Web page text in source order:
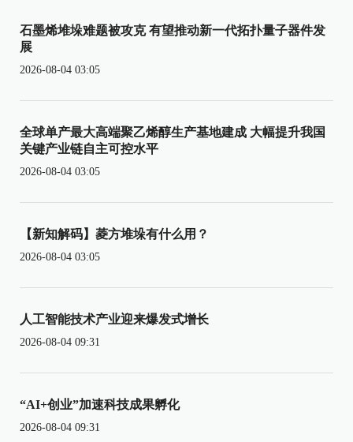
石墨烯堆垛难题被攻克 有望推动新一代拓扑量子器件发
展
2026-08-04 03:05
全球单产最大高端聚乙烯醇生产基地建成 大幅提升我国
关键产业链自主可控水平
2026-08-04 03:05
【新知解码】菱方堆垛有什么用？
2026-08-04 03:05
人工智能技术产业迎来爆发式增长
2026-08-04 09:31
“AI+创业”加速科技成果孵化
2026-08-04 09:31